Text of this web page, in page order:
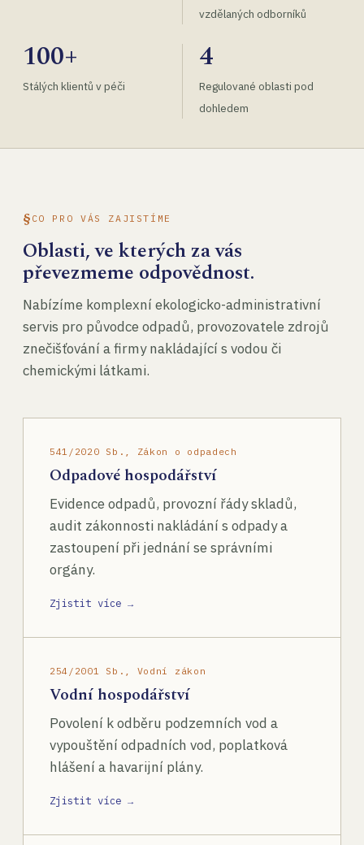
vzdělaných odborníků
100+
Stálých klientů v péči
4
Regulované oblasti pod
dohledem
CO PRO VÁS ZAJISTÍME
Oblasti, ve kterých za vás
převezmeme odpovědnost.
Nabízíme komplexní ekologicko-administrativní
servis pro původce odpadů, provozovatele zdrojů
znečišťování a firmy nakládající s vodou či
chemickými látkami.
541/2020 Sb., Zákon o odpadech
Odpadové hospodářství
Evidence odpadů, provozní řády skladů,
audit zákonnosti nakládání s odpady a
zastoupení při jednání se správními
orgány.
Zjistit více →
254/2001 Sb., Vodní zákon
Vodní hospodářství
Povolení k odběru podzemních vod a
vypouštění odpadních vod, poplatková
hlášení a havarijní plány.
Zjistit více →